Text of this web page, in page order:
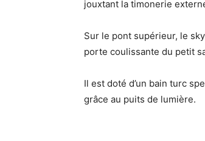
jouxtant la timonerie
Sur le pont supérieur, le
porte coulissante du petit
Il est doté d’un bain turc
grâce au puits de lumière.